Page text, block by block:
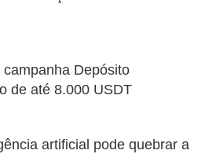
Depósito
de até 8.000 USDT
artificial pode quebrar a